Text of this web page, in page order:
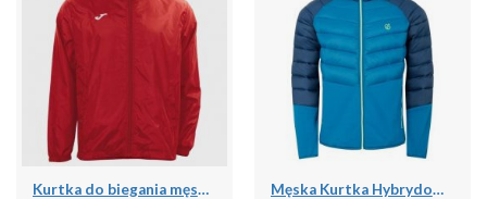
Kurtka do biegania męska Joma Iris przeciwdeszczowa Męska Kurtka Hybrydowa Torrek